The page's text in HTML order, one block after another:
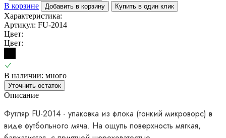
В корзине
Добавить в корзину Купить в один клик
Характеристика:
Артикул: FU-2014
Цвет:
Цвет:
В наличии: много
Уточнить остаток
Описание
Футляр FU-2014 - упаковка из флока (тонкий микроворс) в
виде футбольного мяча. На ощупь поверхность мягкая,